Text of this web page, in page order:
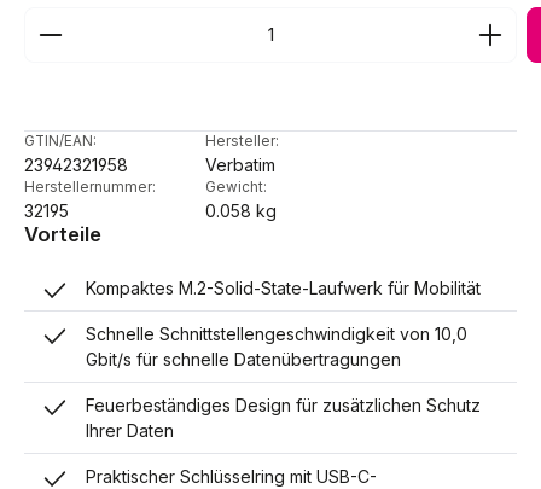
Produkt Anzahl: Gib den gewünschten Wert ein
GTIN/EAN:
23942321958
Hersteller:
Verbatim
Herstellernummer:
32195
Gewicht:
0.058 kg
Vorteile
Kompaktes M.2-Solid-State-Laufwerk für Mobilität
Schnelle Schnittstellengeschwindigkeit von 10,0
Gbit/s für schnelle Datenübertragungen
Feuerbeständiges Design für zusätzlichen Schutz
Ihrer Daten
Praktischer Schlüsselring mit USB-C-